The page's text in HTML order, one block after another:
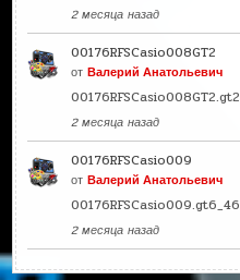
2 месяца назад
00176RFSCasio008GT2
отВалерий Анатольевич
2 месяца назад
00176RFSCasio009
отВалерий Анатольевич
2 месяца назад